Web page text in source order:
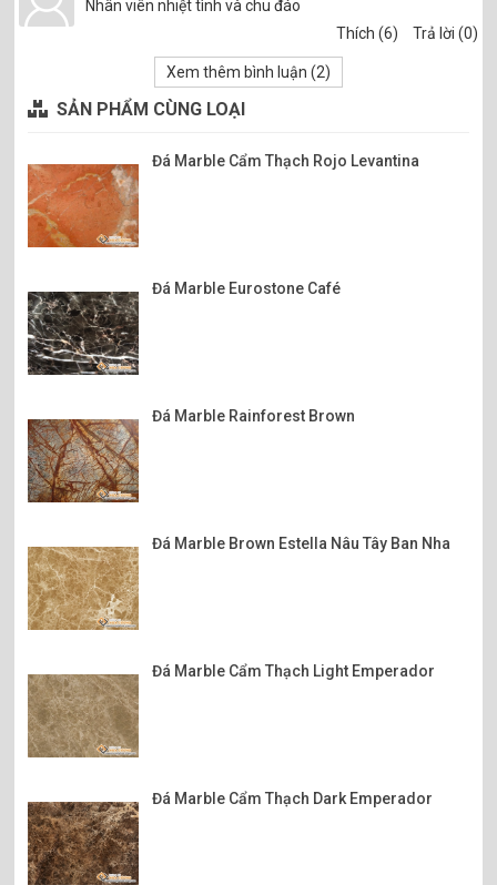
Nhân viên nhiệt tình và chu đáo
Thích (6)
Trả lời (0)
Xem thêm bình luận (2)
SẢN PHẨM CÙNG LOẠI
Đá Marble Cẩm Thạch Rojo Levantina
Đá Marble Eurostone Café
Đá Marble Rainforest Brown
Đá Marble Brown Estella Nâu Tây Ban Nha
Đá Marble Cẩm Thạch Light Emperador
Đá Marble Cẩm Thạch Dark Emperador